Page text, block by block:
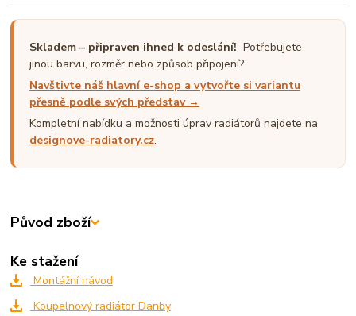
Skladem – připraven ihned k odeslání! Potřebujete
jinou barvu, rozměr nebo způsob připojení?
Navštivte náš hlavní e-shop a vytvořte si variantu
přesně podle svých představ →
Kompletní nabídku a možnosti úprav radiátorů najdete na
designove-radiatory.cz.
Původ zboží
Ke stažení
Montážní návod
Koupelnový radiátor Danby